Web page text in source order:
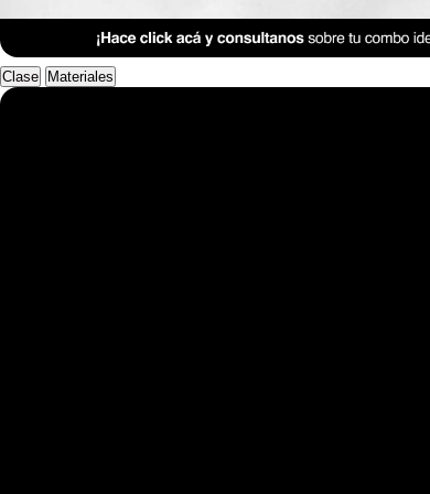
Clase 2
Clase Materiales